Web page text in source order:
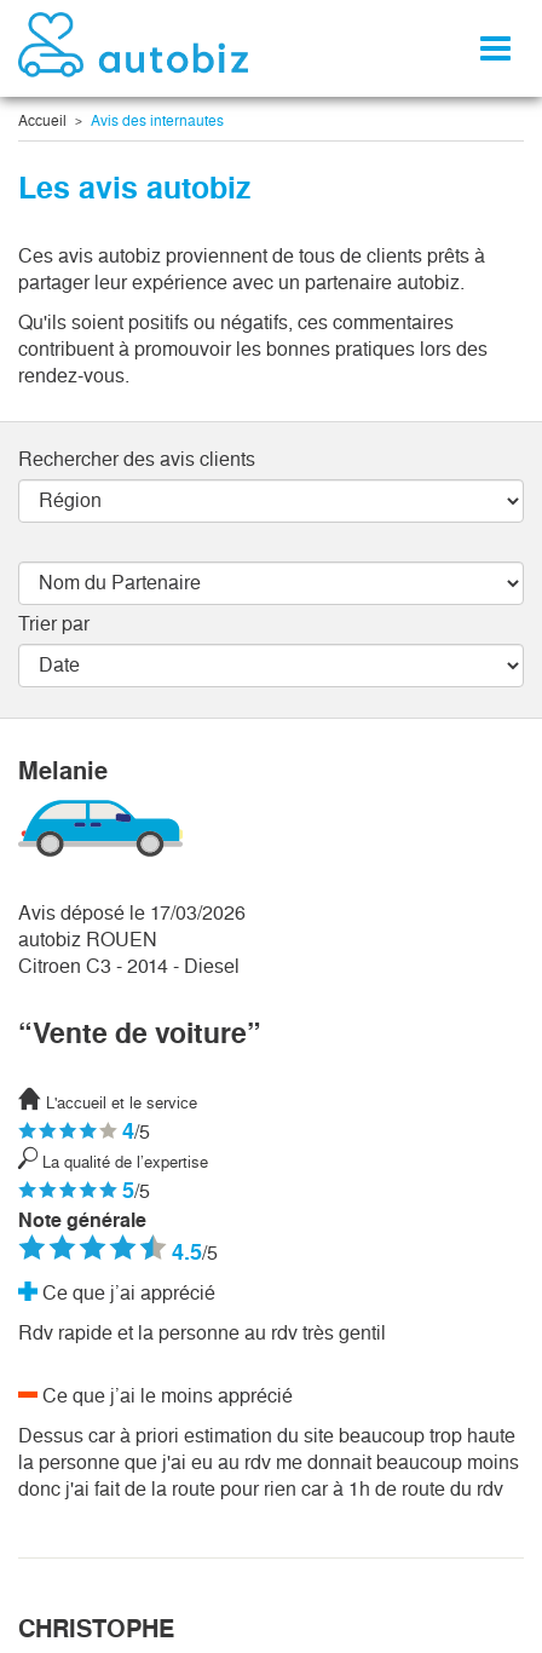
Accueil Avis des internautes
Les avis autobiz
Ces avis autobiz proviennent de tous de clients prêts à
partager leur expérience avec un partenaire autobiz.
Qu'ils soient positifs ou négatifs, ces commentaires
contribuent à promouvoir les bonnes pratiques lors des
rendez-vous.
Rechercher des avis clients
Trier par
Melanie
Avis déposé le 17/03/2026
autobiz ROUEN
Citroen C3 - 2014 - Diesel
“Vente de voiture”
L'accueil et le service
4/5
La qualité de l’expertise
5/5
Note générale
4.5/5
Ce que j’ai apprécié
Rdv rapide et la personne au rdv très gentil
Ce que j’ai le moins apprécié
Dessus car à priori estimation du site beaucoup trop haute
la personne que j'ai eu au rdv me donnait beaucoup moins
donc j'ai fait de la route pour rien car à 1h de route du rdv
CHRISTOPHE